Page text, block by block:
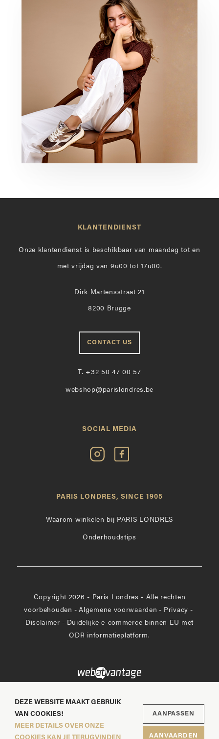
KLANTENDIENST
Onze klantendienst is beschikbaar van maandag tot en
met vrijdag van 9u00 tot 17u00.
Dirk Martensstraat 21
8200 Brugge
CONTACT US
T. +32 50 47 00 57
webshop@parislondres.be
SOCIAL MEDIA
Volg
Paris
Instagram
Vind
op
PARIS LONDRES, SINCE 1905
Waarom winkelen bij PARIS LONDRES
Onderhoudstips
Copyright 2026 - Paris Londres - Alle rechten
voorbehouden - Algemene voorwaarden - Privacy -
Disclaimer - Duidelijke e-commerce binnen EU met
ODR informatieplatform.
DEZE WEBSITE MAAKT GEBRUIK
VAN COOKIES!
MEER DETAILS OVER ONZE
AANPASSEN
AANVAARDEN